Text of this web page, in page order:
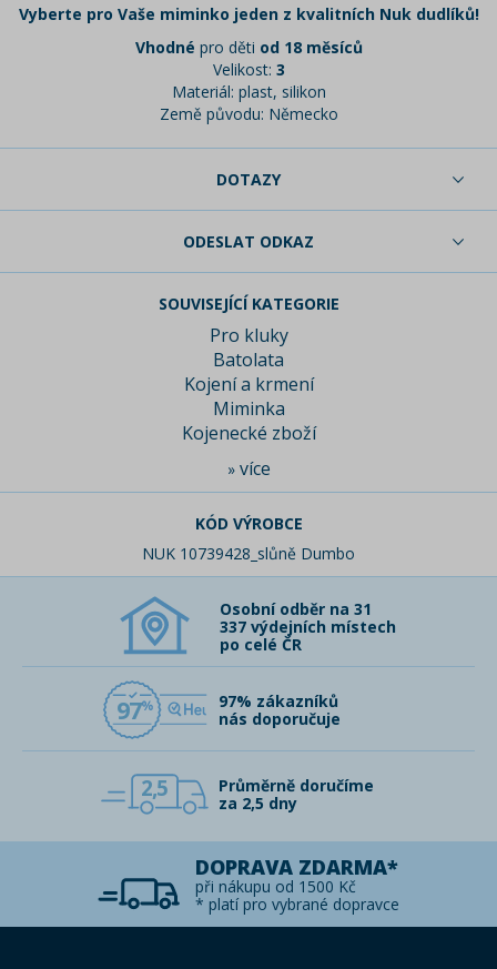
Vyberte pro Vaše miminko jeden z kvalitních Nuk dudlíků!
Vhodné pro děti od 18 měsíců
Velikost: 3
Materiál: plast, silikon
Země původu: Německo
DOTAZY
ODESLAT ODKAZ
SOUVISEJÍCÍ KATEGORIE
Pro kluky
Batolata
Kojení a krmení
Miminka
Kojenecké zboží
» více
KÓD VÝROBCE
NUK 10739428_slůně Dumbo
Osobní odběr na 31
337 výdejních místech
po celé ČR
97
97% zákazníků
nás doporučuje
2,5
Průměrně doručíme
za 2,5 dny
DOPRAVA ZDARMA*
při nákupu od 1500 Kč
* platí pro vybrané dopravce